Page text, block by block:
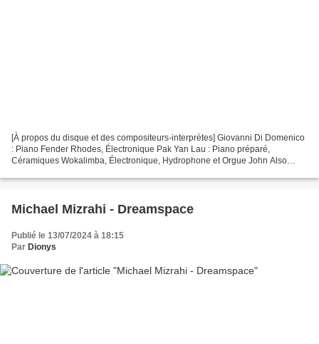
[À propos du disque et des compositeurs-interprètes] Giovanni Di Domenico
: Piano Fender Rhodes, Électronique Pak Yan Lau : Piano préparé,
Céramiques Wokalimba, Électronique, Hydrophone et Orgue John Also
Michael Mizrahi - Dreamspace
Publié le 13/07/2024 à 18:15
Par Dionys